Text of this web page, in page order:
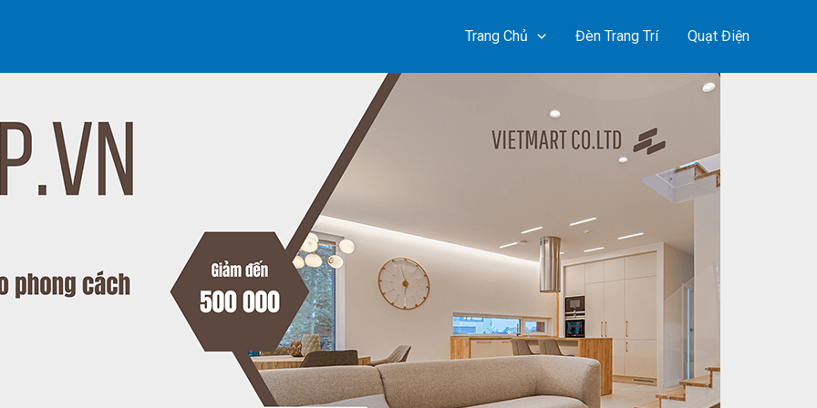
Trang Chủ Đèn Trang Trí Quạt Điện